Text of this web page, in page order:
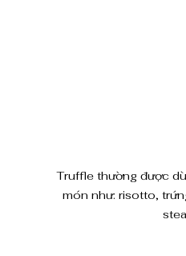
Truffle thường được
món như: risotto,